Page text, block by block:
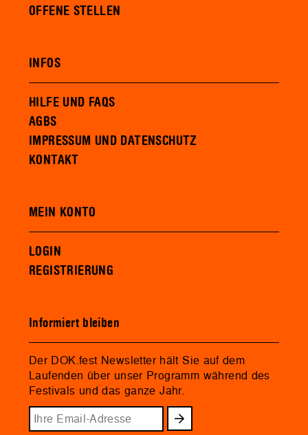
OFFENE STELLEN
INFOS
HILFE UND FAQS
AGBS
IMPRESSUM UND DATENSCHUTZ
KONTAKT
MEIN KONTO
LOGIN
REGISTRIERUNG
Informiert bleiben
Der DOK.fest Newsletter hält Sie auf dem
Laufenden über unser Programm während des
Festivals und das ganze Jahr.